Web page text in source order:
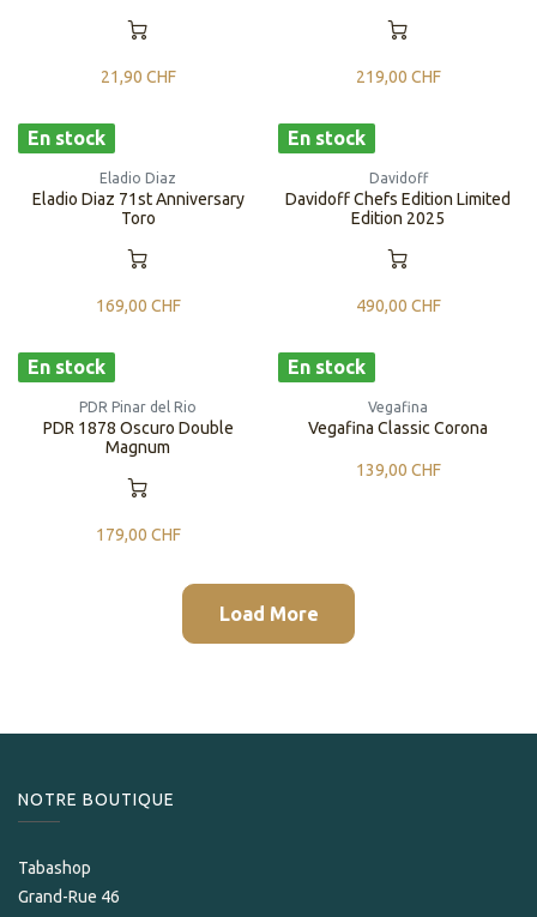
21,90 CHF 219,00 CHF
En stock
Eladio Diaz
Eladio Diaz 71st Anniversary
Toro
169,00 CHF
En stock
Davidoff
Davidoff Chefs Edition Limited
Edition 2025
490,00 CHF
En stock
PDR Pinar del Rio
PDR 1878 Oscuro Double
Magnum
179,00 CHF
En stock
Vegafina
Vegafina Classic Corona
139,00 CHF
Load More
NOTRE BOUTIQUE
Tabashop
Grand-Rue 46